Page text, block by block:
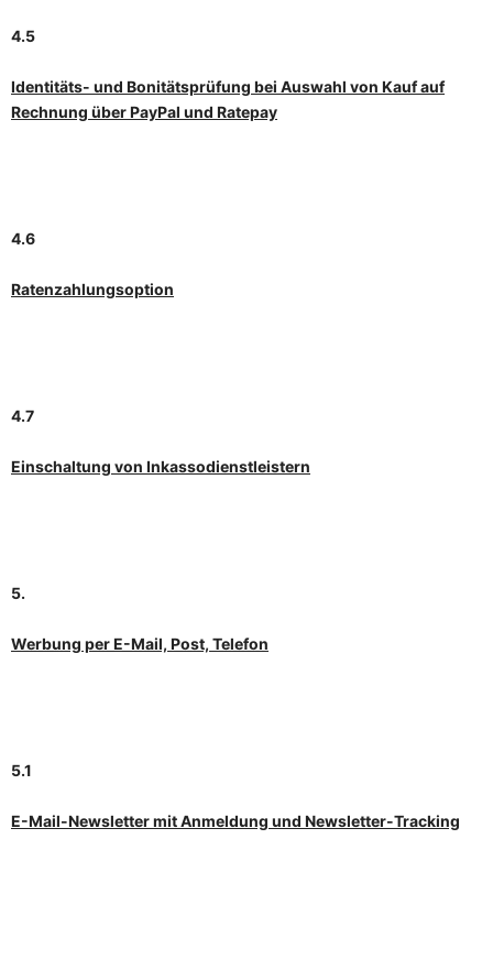
4.5
Identitäts- und Bonitätsprüfung bei Auswahl von Kauf auf
Rechnung über PayPal und Ratepay
4.6
Ratenzahlungsoption
4.7
Einschaltung von Inkassodienstleistern
5.
Werbung per E-Mail, Post, Telefon
5.1
E-Mail-Newsletter mit Anmeldung und Newsletter-Tracking